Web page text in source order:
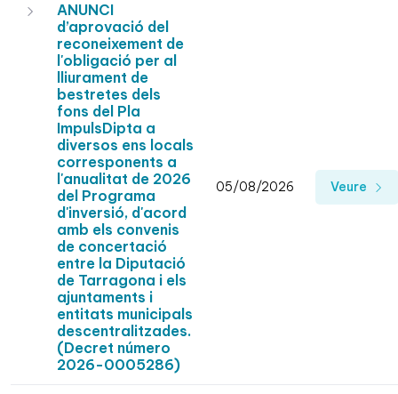
ANUNCI
d’aprovació del
reconeixement de
l'obligació per al
lliurament de
bestretes dels
fons del Pla
ImpulsDipta a
diversos ens locals
corresponents a
l'anualitat de 2026
del Programa
d'inversió, d'acord
amb els convenis
de concertació
entre la Diputació
de Tarragona i els
ajuntaments i
entitats municipals
descentralitzades.
(Decret número
2026-0005286)
05/08/2026 Veure